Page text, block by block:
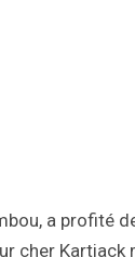
a profité
cher